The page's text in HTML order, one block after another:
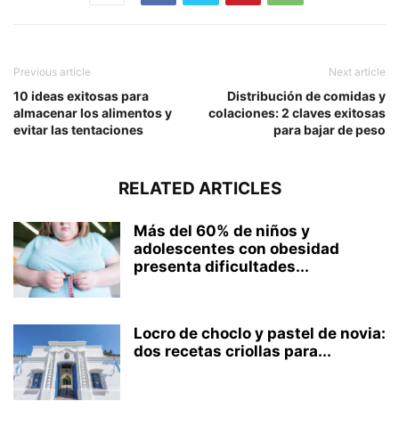
Previous article
10 ideas exitosas para
almacenar los alimentos y
evitar las tentaciones
Next article
Distribución de comidas y
colaciones: 2 claves exitosas
para bajar de peso
RELATED ARTICLES
Más del 60% de niños y
adolescentes con obesidad
presenta dificultades...
Locro de choclo y pastel de novia:
dos recetas criollas para...